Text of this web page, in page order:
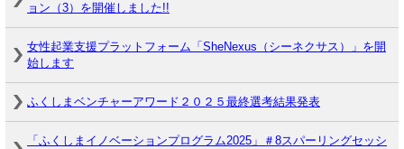
ョン（3）を開催しました!!
女性起業支援プラットフォーム「SheNexus（シーネクサス）」を開
始します
ふくしまベンチャーアワード２０２５最終選考結果発表
「ふくしまイノベーションプログラム2025」＃8スパーリングセッシ